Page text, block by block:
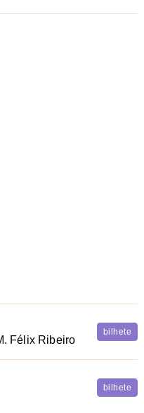
Félix Ribeiro
bilhete
bilhete